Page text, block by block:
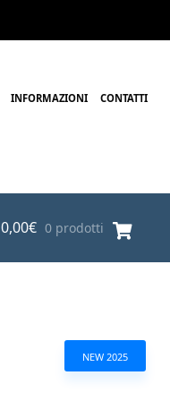
INFORMAZIONI CONTATTI
0,00€ 0 prodotti
NEW 2025